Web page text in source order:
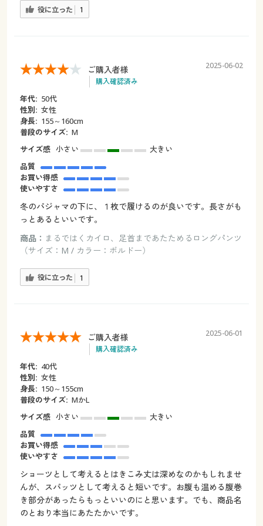
役に立った 1
ご購入者様
購入確認済み
2025-06-02
年代: 50代
性別: 女性
身長: 155～160cm
普段のサイズ: М
サイズ感 小さい
大きい
品質
お買い得感
使いやすさ
冬のパジャマの下に、１枚で履けるのが良いです。長さがも
っとあるといいです。
商品： まるではくカイロ、足首まであたためるロングパンツ
（サイズ：M / カラー：ボルドー）
役に立った 1
ご購入者様
購入確認済み
2025-06-01
年代: 40代
性別: 女性
身長: 150～155cm
普段のサイズ: MかL
サイズ感 小さい
大きい
品質
お買い得感
使いやすさ
ショーツとして考えるとはきこみ丈は深めなのかもしれませ
んが、スパッツとして考えると短いです。お腹も温める腹巻
き部分があったらもっといいのにと思います。でも、商品名
のとおり本当にあたたかいです。